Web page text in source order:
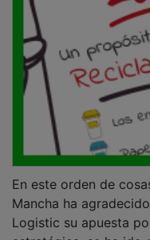
Mancha ha
Logistic su apuesta
estratégica, se ha ido